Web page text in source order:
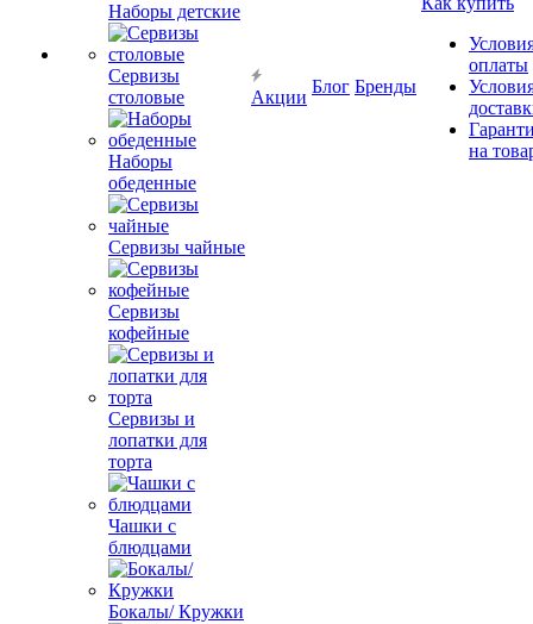
Наборы детские
Сервизы
столовые
Наборы
обеденные
Сервизы чайные
Сервизы
кофейные
Сервизы и
лопатки для
торта
Чашки с
блюдцами
Бокалы/ Кружки
Акции
Блог Бренды
оплаты
на